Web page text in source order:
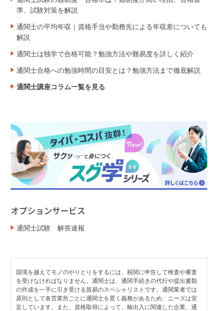
準、試験対策を解説
通関士の平均年収｜資格手当や勤務先による年収差についても
解説
通関士は独学で合格可能？勉強方法や難易度を詳しく紹介
通関士合格への勉強時間の目安とは？勉強方法まで徹底解説
通関士講座コラム一覧を見る
オプションサービス
通関士試験 解答速報
国境を越えてモノのやりとりをするには、税関に申告して検査や審査
を受けなければなりません。通関士は、通関手続きの代行や提出書類
の作成を一手に引き受ける貿易のスペシャリストです。通関業者では
原則として各営業所ごとに通関士を置く義務があるため、ニーズは安
定しています。また、資格取得によって、輸出入に関連した企業、通